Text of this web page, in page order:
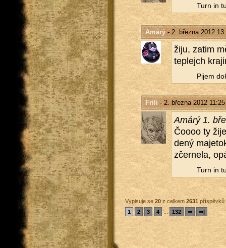
Turn in
Amárý- 2. března 2012
žiju, zatim
tep­lejch
Pijem
Frili - 2. března 2012 11:25
Amárý 1.
Čoooo ty
de­ný
zčer­ne­la,
Turn in
Vypisuje se 20z celkem 2631 příspěvků
1
2 3 4 ... 132 ⇒ ⇒|